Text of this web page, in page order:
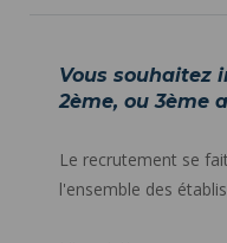
Vous souhaitez
2ème, ou 3ème
Le recrutement se
l'ensemble des